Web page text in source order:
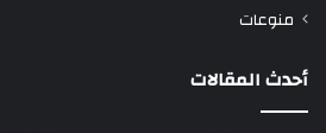
منوعات
أحدث المقالات